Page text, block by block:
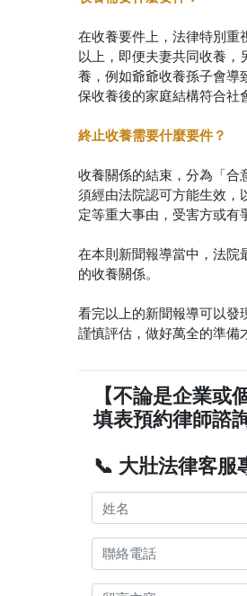
在收養要件上，法律特別重
以上，即便夫妻共同收養
養，例如爺爺收養孫子會導
保收養後的家庭結構符合社
終止收養需要什麼要件？
收養關係的結束，分為「合
須經由法院認可方能生效，
定等重大事由，受害方或有
在本則新聞報導當中，法院
的收養關係。
看完以上的新聞報導可以發
謹慎評估，做好萬全的準備
【不論是企業
填表預約律師諮
📞 大壯法律客服